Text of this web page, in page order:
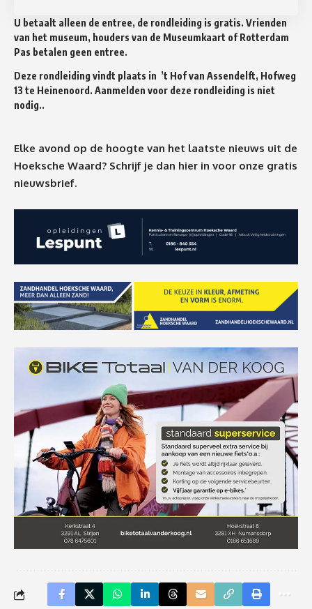
U betaalt alleen de entree, de rondleiding is gratis. Vrienden
van het museum, houders van de Museumkaart of Rotterdam
Pas betalen geen entree.
Deze rondleiding vindt plaats in ’t Hof van Assendelft, Hofweg
13 te Heinenoord. Aanmelden voor deze rondleiding is niet
nodig..
Elke avond op de hoogte van het laatste nieuws uit de
Hoeksche Waard? Schrijf je dan hier in voor onze gratis
nieuwsbrief.